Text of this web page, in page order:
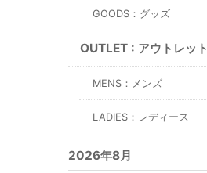
GOODS：グッズ
OUTLET : アウトレット
MENS：メンズ
LADIES：レディース
2026年8月